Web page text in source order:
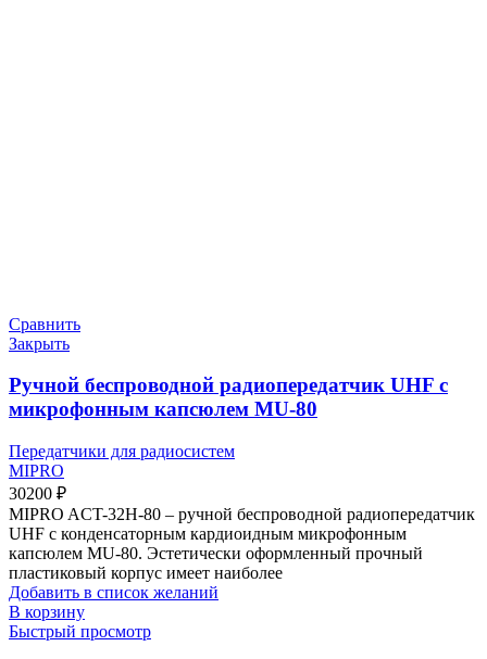
Сравнить
Закрыть
Ручной беспроводной радиопередатчик UHF с
микрофонным капсюлем MU-80
Передатчики для радиосистем
MIPRO
30200 ₽
MIPRO ACT-32H-80 – ручной беспроводной радиопередатчик
UHF с конденсаторным кардиоидным микрофонным
капсюлем MU-80. Эстетически оформленный прочный
пластиковый корпус имеет наиболее
Добавить в список желаний
В корзину
Быстрый просмотр